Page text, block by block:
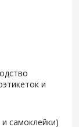
и
самоклейки)